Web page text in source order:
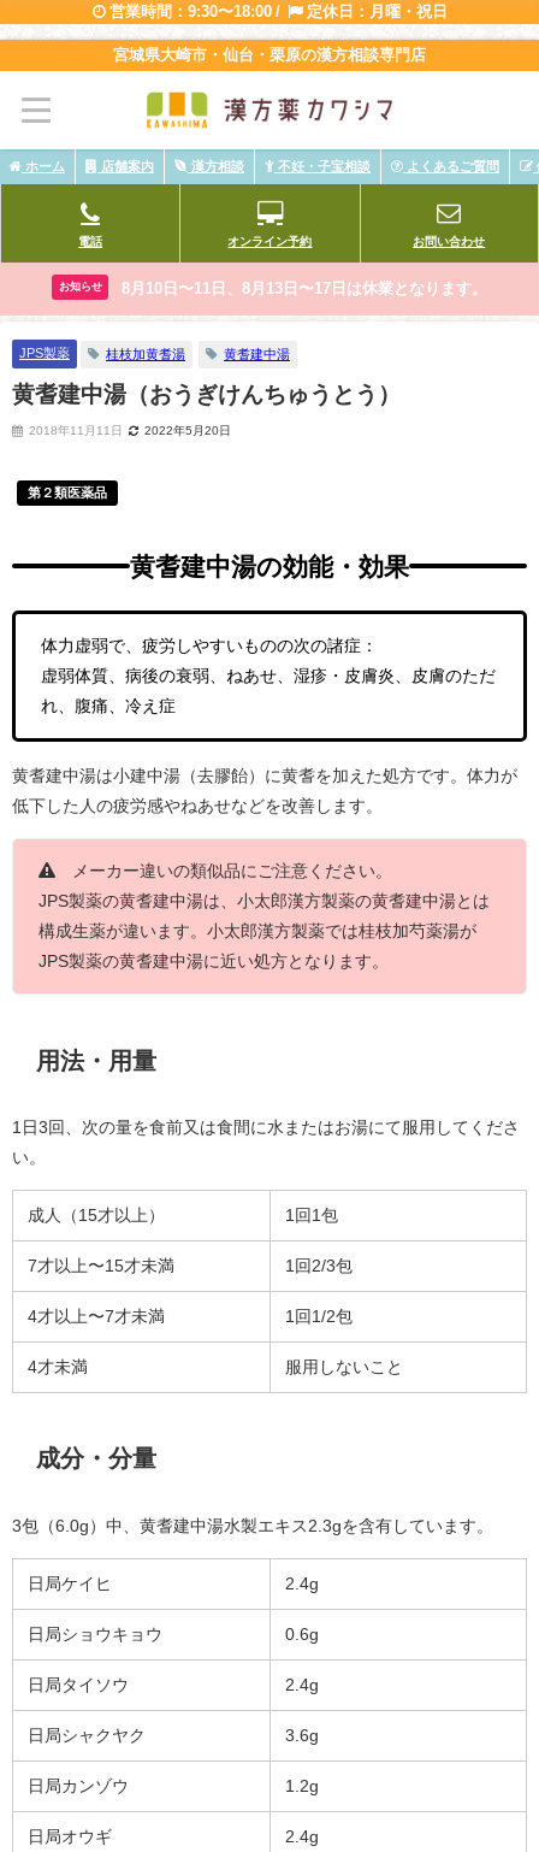
営業時間：9:30〜18:00 / 定休日：月曜・祝日
宮城県大崎市・仙台・栗原の漢方相談専門店
ホーム 店舗案内 漢方相談 不妊・子宝相談 よくあるご質問
電話 オンライン予約 お問い合わせ
お知らせ 8月10日〜11日、8月13日〜17日は休業となります。
JPS製薬 桂枝加黄耆湯 黄耆建中湯
黄耆建中湯（おうぎけんちゅうとう）
2018年11月11日 2022年5月20日
第２類医薬品
黄耆建中湯の効能・効果
体力虚弱で、疲労しやすいものの次の諸症：
虚弱体質、病後の衰弱、ねあせ、湿疹・皮膚炎、皮膚のただ
れ、腹痛、冷え症
黄耆建中湯は小建中湯（去膠飴）に黄耆を加えた処方です。体力が
低下した人の疲労感やねあせなどを改善します。
メーカー違いの類似品にご注意ください。
JPS製薬の黄耆建中湯は、小太郎漢方製薬の黄耆建中湯とは
構成生薬が違います。小太郎漢方製薬では桂枝加芍薬湯が
JPS製薬の黄耆建中湯に近い処方となります。
用法・用量
1日3回、次の量を食前又は食間に水またはお湯にて服用してくださ
い。
成人（15才以上） 1回1包
7才以上〜15才未満 1回2/3包
4才以上〜7才未満 1回1/2包
4才未満 服用しないこと
成分・分量
3包（6.0g）中、黄耆建中湯水製エキス2.3gを含有しています。
日局ケイヒ 2.4g
日局ショウキョウ 0.6g
日局タイソウ 2.4g
日局シャクヤク 3.6g
日局カンゾウ 1.2g
日局オウギ 2.4g